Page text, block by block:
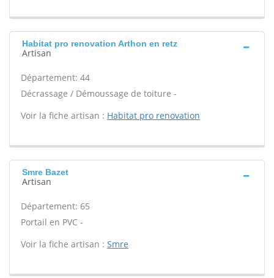
Habitat pro renovation Arthon en retz
Artisan
Département: 44
Décrassage / Démoussage de toiture -
Voir la fiche artisan : Habitat pro renovation
Smre Bazet
Artisan
Département: 65
Portail en PVC -
Voir la fiche artisan : Smre